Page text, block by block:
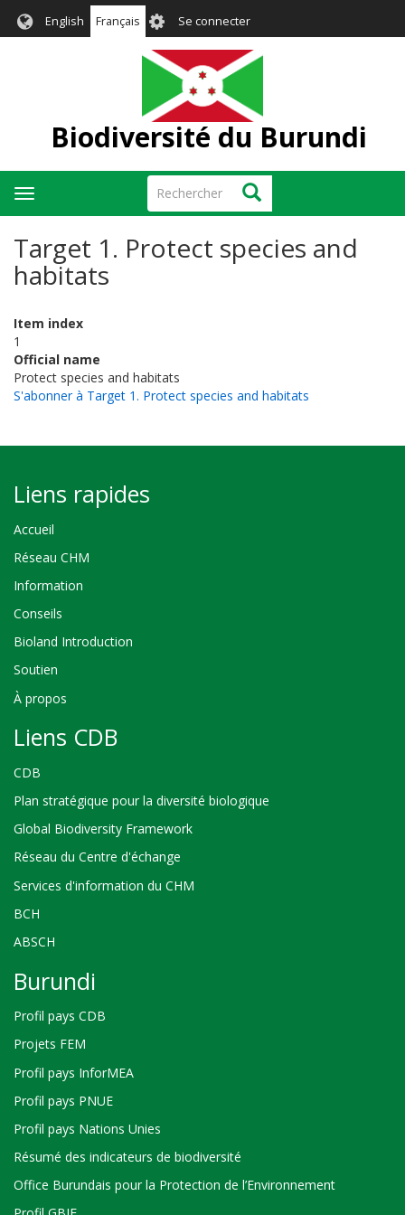
English Français User
account
menu
Se connecter
Biodiversité du Burundi
Rechercher Rechercher
Toggle
navigation
Target 1. Protect species and
habitats
Item index
1
Official name
Protect species and habitats
S'abonner à Target 1. Protect species and habitats
Liens rapides
Accueil
Réseau CHM
Information
Conseils
Bioland Introduction
Soutien
À propos
Liens CDB
CDB
Plan stratégique pour la diversité biologique
Global Biodiversity Framework
Réseau du Centre d'échange
Services d'information du CHM
BCH
ABSCH
Burundi
Profil pays CDB
Projets FEM
Profil pays InforMEA
Profil pays PNUE
Profil pays Nations Unies
Résumé des indicateurs de biodiversité
Office Burundais pour la Protection de l’Environnement